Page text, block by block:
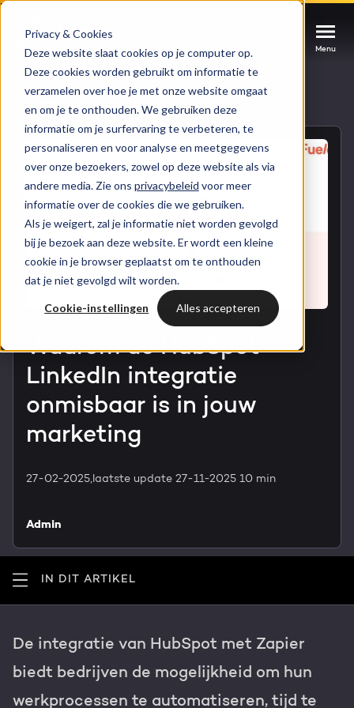
Privacy & Cookies
Deze website slaat cookies op je computer op.
Deze cookies worden gebruikt om informatie te
verzamelen over hoe je met onze website omgaat
en om je te onthouden. We gebruiken deze
informatie om je surfervaring te verbeteren, te
personaliseren en voor analyse en meetgegevens
over onze bezoekers, zowel op deze website als via
andere media. Zie ons privacybeleid voor meer
informatie over de cookies die we gebruiken.
Als je weigert, zal je informatie niet worden gevolgd
bij je bezoek aan deze website. Er wordt een kleine
cookie in je browser geplaatst om te onthouden
dat je niet gevolgd wilt worden.
Cookie-instellingen Alles accepteren
Menu
Menu
HUBSPOT SERVICES
HubSpot implementatie
HubSpot automations
HubSpot integraties
HubSpot maatwerk
GROWTH SERVICES
Groeistrategie
Digital marketing
Content & design
AI services
WEBSITE SERVICES
Cases
Branches
Bright
WELKOM BIJ BRIGHT
Team
Contact
HUBSPOT ELITE PARTNER
Awards
Inspiratie
Events & webinars
HubSpot video's
PORTAL REVIEW
Haal alles uit je HubSpot licentie
Menu
Could not loads results. Please refresh the
page.
Naar blogoverzicht
Waarom de HubSpot
LinkedIn integratie
onmisbaar is in jouw
marketing
27-02-2025,laatste update 27-11-2025 10 min
Admin
IN DIT ARTIKEL
De integratie van HubSpot met Zapier
biedt bedrijven de mogelijkheid om hun
werkprocessen te automatiseren, tijd te